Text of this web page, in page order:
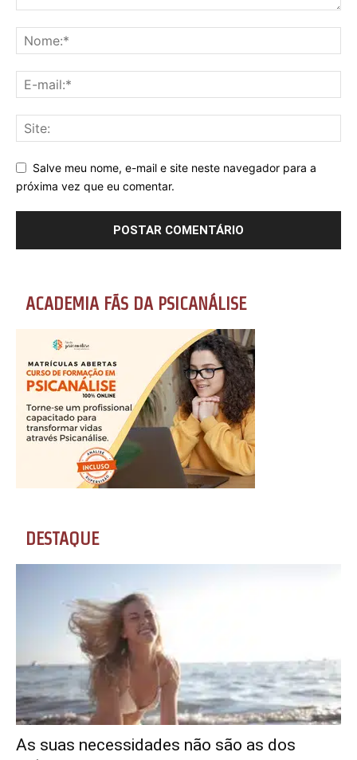
Salve meu nome, e-mail e site neste navegador para a
próxima vez que eu comentar.
ACADEMIA FÃS DA PSICANÁLISE
DESTAQUE
As suas necessidades não são as dos